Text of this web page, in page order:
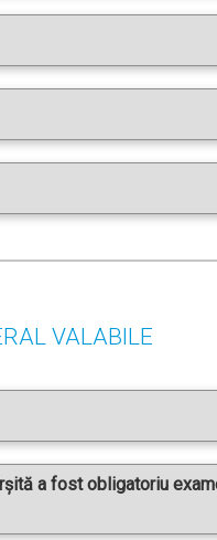
VALABILE
a fost obligatoriu